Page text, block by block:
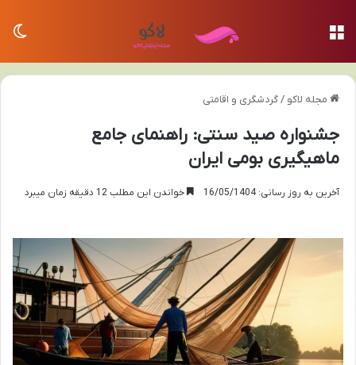
مجله لاکو /گردشگری و اقامتی
جشنواره صید سنتی: راهنمای جامع
ماهیگیری بومی ایران
آخرین به روز رسانی: 16/05/1404 خواندن این مطلب 12 دقیقه زمان میبرد